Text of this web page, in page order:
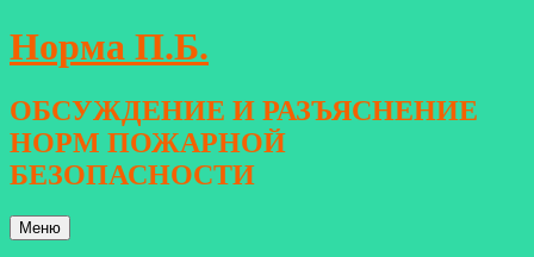
Перейти
к
Норма П.Б.
ОБСУЖДЕНИЕ И РАЗЪЯСНЕНИЕ
НОРМ ПОЖАРНОЙ
БЕЗОПАСНОСТИ
Меню